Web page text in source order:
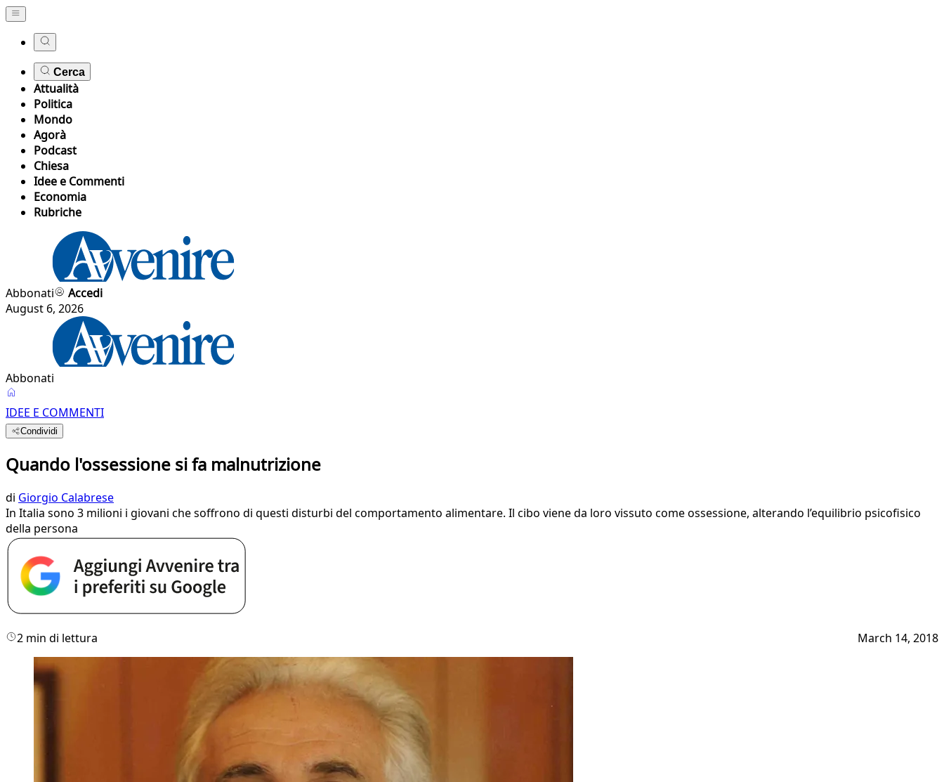
Cerca
Attualità
Politica
Mondo
Agorà
Podcast
Chiesa
Idee e Commenti
Economia
Rubriche
Abbonati
Accedi
August 6, 2026
Abbonati
IDEE E COMMENTI
Condividi
Quando l'ossessione si fa malnutrizione
di Giorgio Calabrese
In Italia sono 3 milioni i giovani che soffrono di questi disturbi del comportamento alimentare. Il cibo viene da loro vissuto come ossessione, alterando l’equilibrio psicofisico
della persona
2 min di lettura March 14, 2018